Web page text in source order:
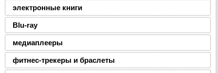
электронные книги
Blu-ray
медиаплееры
фитнес-трекеры и браслеты